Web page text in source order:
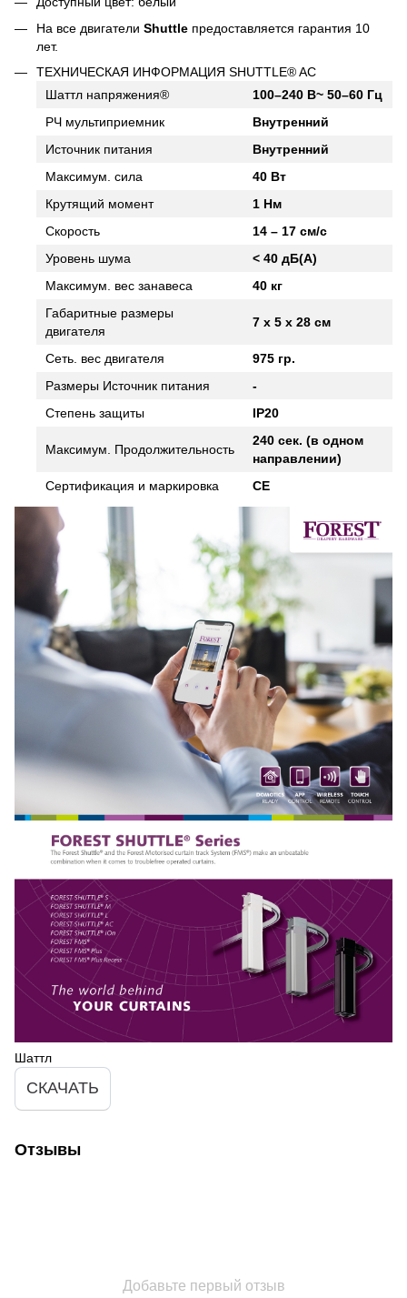
На все двигатели Shuttle предоставляется гарантия 10
лет.
ТЕХНИЧЕСКАЯ ИНФОРМАЦИЯ SHUTTLE® AC
Шаттл напряжения®
100–240 В~ 50–60 Гц
РЧ мультиприемник
Внутренний
Источник питания
Внутренний
Максимум. сила
40 Вт
Крутящий момент
1 Нм
Скорость
14 – 17 см/с
Уровень шума
< 40 дБ(А)
Максимум. вес занавеса
40 кг
Габаритные размеры
двигателя
7 х 5 х 28 см
Сеть. вес двигателя
975 гр.
Размеры Источник питания
-
Степень защиты
IP20
Максимум. Продолжительность
240 сек. (в одном
направлении)
Сертификация и маркировка
CE
Шаттл
СКАЧАТЬ
Отзывы
Добавьте первый отзыв